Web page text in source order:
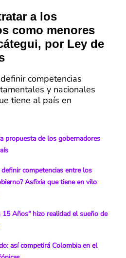
a los
como menores
por Ley de
competencias
y nacionales
tiene al país en
propuesta de los gobernadores
competencias entre los
Asfixia que tiene en vilo
15 Años" hizo realidad el sueño de
así competirá Colombia en el